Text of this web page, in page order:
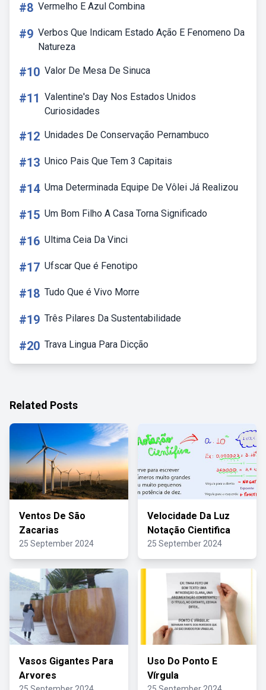
#8 Vermelho E Azul Combina
#9 Verbos Que Indicam Estado Ação E Fenomeno Da
Natureza
#10 Valor De Mesa De Sinuca
#11 Valentine's Day Nos Estados Unidos
Curiosidades
#12 Unidades De Conservação Pernambuco
#13 Unico Pais Que Tem 3 Capitais
#14 Uma Determinada Equipe De Vôlei Já Realizou
#15 Um Bom Filho A Casa Torna Significado
#16 Ultima Ceia Da Vinci
#17 Ufscar Que é Fenotipo
#18 Tudo Que é Vivo Morre
#19 Três Pilares Da Sustentabilidade
#20 Trava Lingua Para Dicção
Related Posts
Ventos De São
Zacarias
25 September 2024
Velocidade Da Luz
Notação Cientifica
25 September 2024
Vasos Gigantes Para
Arvores
Uso Do Ponto E
Vírgula